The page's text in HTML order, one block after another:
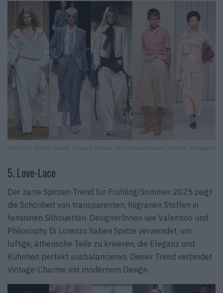
Von links: Roberto Cavalli, Emporio Armani, Ann Demeulemeester, Rochas, Ferragamo
5. Love-Lace
Der zarte Spitzen-Trend für Frühling/Sommer 2025 zeigt
die Schönheit von transparenten, filigranen Stoffen in
femininen Silhouetten. DesignerInnen wie Valentino und
Philosophy Di Lorenzo haben Spitze verwendet, um
luftige, ätherische Teile zu kreieren, die Eleganz und
Kühnheit perfekt ausbalancieren. Dieser Trend verbindet
Vintage-Charme mit modernem Design.